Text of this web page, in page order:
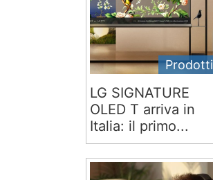
Prodotti
LG SIGNATURE
OLED T arriva in
Italia: il primo...